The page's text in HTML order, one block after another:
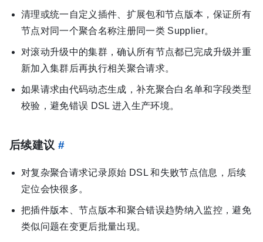
清理或统一自定义插件、扩展包和节点版本，保证所有
节点对同一个聚合名称注册同一类 Supplier。
对滚动升级中的集群，确认所有节点都已完成升级并重
新加入集群后再执行相关聚合请求。
如果请求由代码动态生成，补充聚合白名单和字段类型
校验，避免错误 DSL 进入生产环境。
后续建议 #
对复杂聚合请求记录原始 DSL 和失败节点信息，后续
定位会快很多。
把插件版本、节点版本和聚合错误趋势纳入监控，避免
类似问题在变更后批量出现。